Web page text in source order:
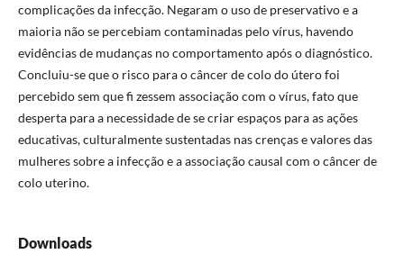
complicações da infecção. Negaram o uso de preservativo e a
maioria não se percebiam contaminadas pelo vírus, havendo
evidências de mudanças no comportamento após o diagnóstico.
Concluiu-se que o risco para o câncer de colo do útero foi
percebido sem que fi zessem associação com o vírus, fato que
desperta para a necessidade de se criar espaços para as ações
educativas, culturalmente sustentadas nas crenças e valores das
mulheres sobre a infecção e a associação causal com o câncer de
colo uterino.
Downloads